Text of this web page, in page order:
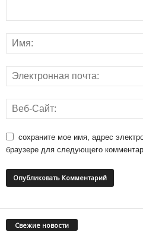
сохраните мое имя, адрес
браузере для следующего
Свежие новости